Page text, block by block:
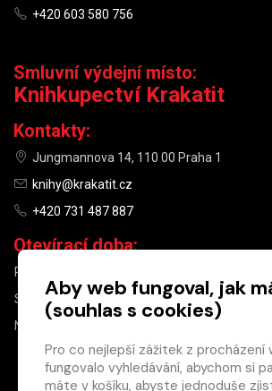
×
+420 603 580 756
Smluvní výdejní místo:
Knihkupectví Krakatit
Kontakty:
Jungmannova 14, 110 00 Praha 1
knihy@krakatit.cz
+420 731 487 887
Otevírací doba:
PO–PÁ
SO
10:00–13:00
NE
Aby web fungoval, jak
(souhlas s cookies)
Pro co nejlepší zážitek z procházení
fungovalo vyhledávání, abychom si
máte v košíku, abyste jednoduše